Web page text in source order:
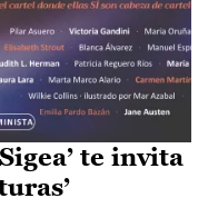
te invita